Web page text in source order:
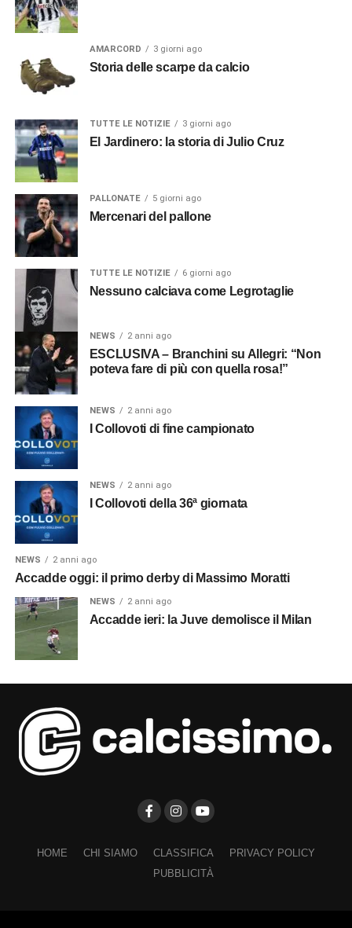
AMARCORD 3 giorni ago
Storia delle scarpe da calcio
TUTTE LE NOTIZIE 3 giorni ago
El Jardinero: la storia di Julio Cruz
PALLONATE 5 giorni ago
Mercenari del pallone
TUTTE LE NOTIZIE 6 giorni ago
Nessuno calciava come Legrotaglie
NEWS 2 anni ago
ESCLUSIVA – Branchini su Allegri: “Non
poteva fare di più con quella rosa!”
NEWS 2 anni ago
I Collovoti di fine campionato
NEWS 2 anni ago
I Collovoti della 36ª giornata
NEWS 2 anni ago
Accadde oggi: il primo derby di Massimo Moratti
NEWS 2 anni ago
Accadde ieri: la Juve demolisce il Milan
HOME CHI SIAMO CLASSIFICA
PRIVACY POLICY
PUBBLICITÀ